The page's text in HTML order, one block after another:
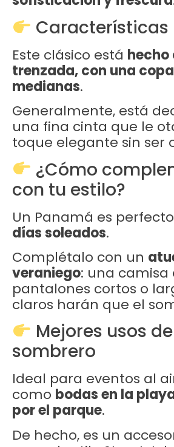
Características
Este clásico está hecho
trenzada, con una
medianas.
Generalmente, está
una fina cinta que le
toque elegante sin ser
¿Cómo
con tu estilo?
Un Panamá es
días soleados.
Complétalo con un
veraniego: una camisa
pantalones cortos o
claros harán que el
Mejores usos
sombrero
Ideal para eventos al
como bodas en la
por el parque.
De hecho, es un